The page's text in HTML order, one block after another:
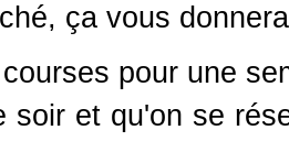
ça vous
pour une
soir et qu'on se